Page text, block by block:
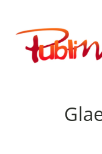
contenu
Publimath